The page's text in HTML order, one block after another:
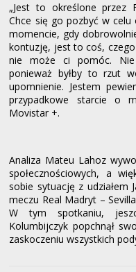
„Jest to określone przez
Chce się go pozbyć w
momencie, gdy
kontuzję, jest to coś, czego
nie może ci pomóc.
ponieważ byłby to rzut
upomnienie. Jestem
przypadkowe starcie o
Movistar +.
Analiza Mateu Lahoz
społecznościowych, a
sobie sytuację z udziałem
meczu Real Madryt –
W tym spotkaniu,
Kolumbijczyk popchnął
zaskoczeniu wszystkich